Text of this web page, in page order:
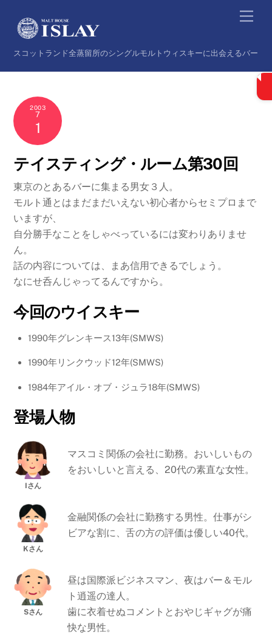
content
スコットランド全蒸留所のシングルモルトウィスキーに出会えるバー
2003
7
1
テイスティング・ルーム第30回
東京のとあるバーに集まる男女３人。
モルト通とはまだまだいえない初心者からセミプロまで
いますが、
自分勝手なことをしゃべっているには変わりありませ
ん。
話の内容については、まあ信用できるでしょう。
なにせ呑んじゃってるんですから。
今回のウイスキー
1990年グレンキース13年(SMWS)
1990年リンクウッド12年(SMWS)
1984年アイル・オブ・ジュラ18年(SMWS)
登場人物
マスコミ関係の会社に勤務。おいしいもの
をおいしいと言える、20代の素直な女性。
金融関係の会社に勤務する男性。仕事がシ
ビアな割に、舌の方の評価は優しい40代。
昼は国際派ビジネスマン、夜はバー＆モル
ト逍遥の達人。
歯に衣着せぬコメントとおやじギャグが痛
快な男性。